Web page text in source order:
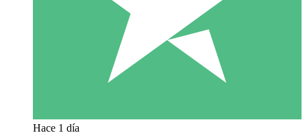
Hace 1 día